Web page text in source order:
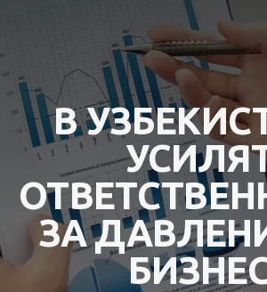
В
ЗА